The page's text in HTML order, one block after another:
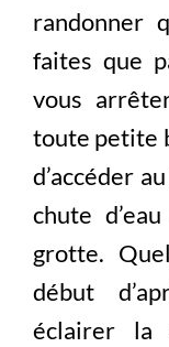
randonner
faites que
vous
toute petite
d’accéder
chute
grotte.
début
éclairer la